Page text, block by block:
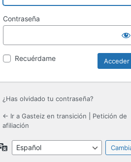
Contraseña
Recuérdame
¿Has olvidado tu contraseña?
← Ir a Gasteiz en transición
Petición de
afiliación
Idioma